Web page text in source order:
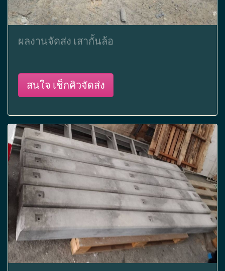
ผลงานจัดส่ง เสากั้นล้อ
สนใจ เช็กคิวจัดส่ง